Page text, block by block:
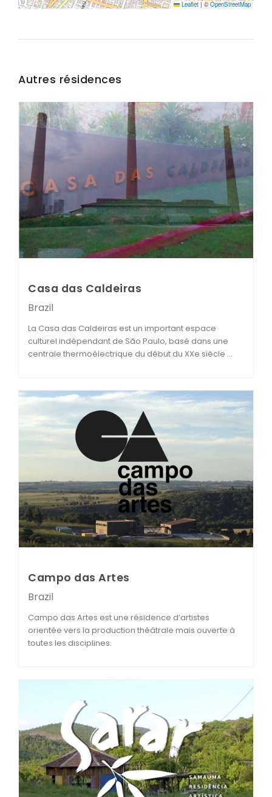
Leaflet | ©OpenStreetMap
Autres résidences
Casa das Caldeiras
Brazil
La Casa das Caldeiras est un important espace
culturel indépendant de São Paulo, basé dans une
centrale thermoélectrique du début du XXe siècle ...
Campo das Artes
Brazil
Campo das Artes est une résidence d’artistes
orientée vers la production théâtrale mais ouverte à
toutes les disciplines.